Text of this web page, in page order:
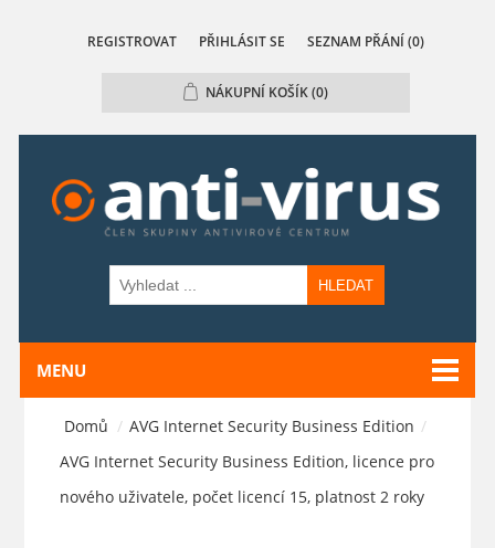
REGISTROVAT PŘIHLÁSIT SE SEZNAM PŘÁNÍ (0)
NÁKUPNÍ KOŠÍK(0)
HLEDAT
MENU
Domů / AVG Internet Security Business Edition /
AVG Internet Security Business Edition, licence pro
nového uživatele, počet licencí 15, platnost 2 roky